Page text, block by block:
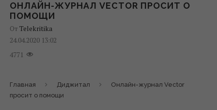
ОНЛАЙН-ЖУРНАЛ VECTOR ПРОСИТ О
ПОМОЩИ
От Telekritika
24.04.2020 13:02
4771
Главная Диджитал
Онлайн-журнал Vector
просит о помощи